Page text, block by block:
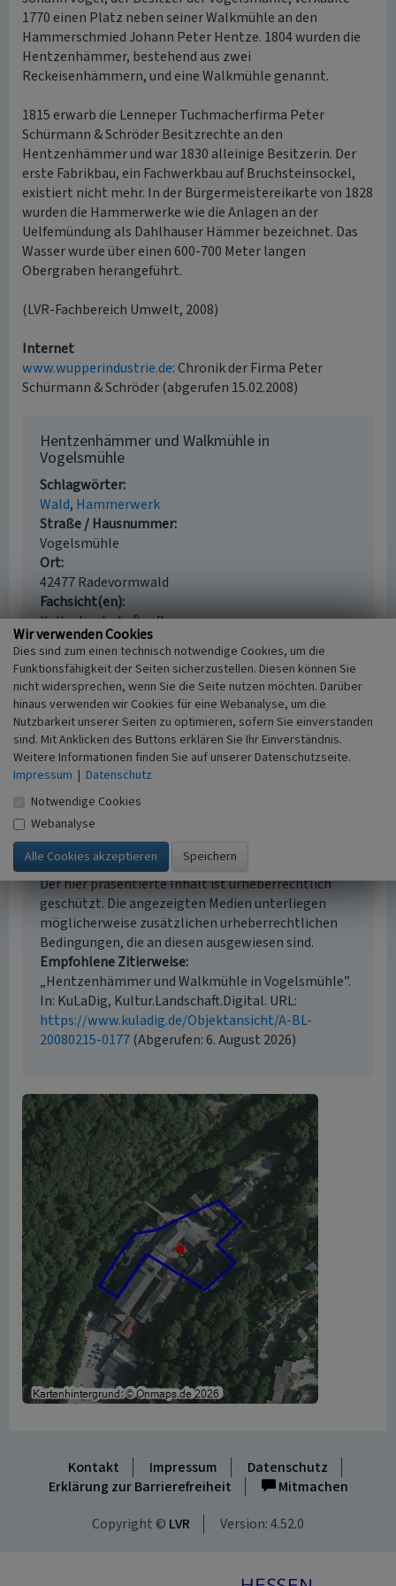
1770 einen Platz neben seiner Walkmühle an den
Hammerschmied Johann Peter Hentze. 1804 wurden die
Hentzenhämmer, bestehend aus zwei
Reckeisenhämmern, und eine Walkmühle genannt.
1815 erwarb die Lenneper Tuchmacherfirma Peter
Schürmann & Schröder Besitzrechte an den
Hentzenhämmer und war 1830 alleinige Besitzerin. Der
erste Fabrikbau, ein Fachwerkbau auf Bruchsteinsockel,
existiert nicht mehr. In der Bürgermeistereikarte von 1828
wurden die Hammerwerke wie die Anlagen an der
Uelfemündung als Dahlhauser Hämmer bezeichnet. Das
Wasser wurde über einen 600-700 Meter langen
Obergraben herangeführt.
(LVR-Fachbereich Umwelt, 2008)
Internet
www.wupperindustrie.de: Chronik der Firma Peter
Schürmann & Schröder (abgerufen 15.02.2008)
Hentzenhämmer und Walkmühle in
Vogelsmühle
Schlagwörter
Wald Hammerwerk
Straße / Hausnummer
Vogelsmühle
Ort
42477 Radevormwald
Fachsicht(en)
Kulturlandschaftspflege
Erfassungsmaßstab
i.d.R. 1:5.000 (größer als 1:20.000)
Erfassungsmethode
Auswertung historischer Karten,
Literaturauswertung
Historischer Zeitraum
Beginn 1770, Ende 1815
Empfohlene Zitierweise
Urheberrechtlicher Hinweis
Der hier präsentierte Inhalt ist urheberrechtlich
geschützt. Die angezeigten Medien unterliegen
möglicherweise zusätzlichen urheberrechtlichen
Bedingungen, die an diesen ausgewiesen sind.
Empfohlene Zitierweise
„Hentzenhämmer und Walkmühle in Vogelsmühle”.
In: KuLaDig, Kultur.Landschaft.Digital. URL:
https://www.kuladig.de/Objektansicht/A-BL-
20080215-0177(Abgerufen: 6. August 2026)
Kontakt Impressum
Datenschutz
Erklärung zur Barrierefreiheit
Mitmachen
Copyright © LVR Version: 4.52.0
Wir verwenden Cookies
Dies sind zum einen technisch notwendige Cookies, um die
Funktionsfähigkeit der Seiten sicherzustellen. Diesen können Sie
nicht widersprechen, wenn Sie die Seite nutzen möchten. Darüber
hinaus verwenden wir Cookies für eine Webanalyse, um die
Nutzbarkeit unserer Seiten zu optimieren, sofern Sie einverstanden
sind. Mit Anklicken des Buttons erklären Sie Ihr Einverständnis.
Weitere Informationen finden Sie auf unserer Datenschutzseite.
Impressum | Datenschutz
Notwendige Cookies
Webanalyse